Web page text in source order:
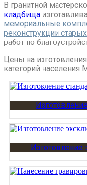
В гранитной
кладбища
мемориальные
реконструкции
работ по
Цены на
категорий населения
Изготовление